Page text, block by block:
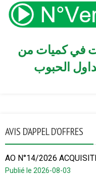
في كميات من
الحبوب
AVIS D’APPEL D’OFFRES
AO N°14/2026
Publié le 2026-08-03